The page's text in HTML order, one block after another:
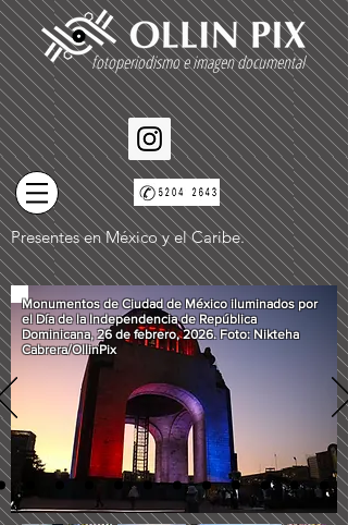
fotoperiodismo e imagen documental
Presentes en México y el Caribe.
Monumentos de Ciudad de México iluminados por
el Día de la Independencia de República
Dominicana, 26 de febrero, 2026. Foto: Nikteha
Cabrera/OllinPix